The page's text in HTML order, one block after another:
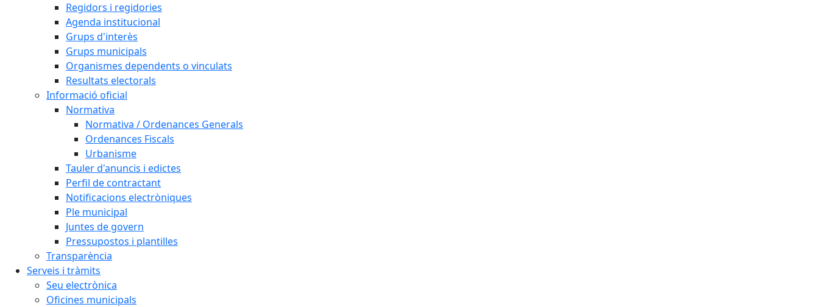
Regidors i regidories
Agenda institucional
Grups d'interès
Grups municipals
Organismes dependents o vinculats
Resultats electorals
Informació oficial
Normativa
Normativa / Ordenances Generals
Ordenances Fiscals
Urbanisme
Tauler d'anuncis i edictes
Perfil de contractant
Notificacions electròniques
Ple municipal
Juntes de govern
Pressupostos i plantilles
Transparència
Serveis i tràmits
Seu electrònica
Oficines municipals